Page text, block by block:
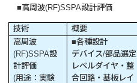
■高周波(RF)SSPA設計評価
技術 概要
高周波
(RF)SSPA設
計評価
(用途：実験
■各種設計
デバイス/部品選定
レベルダイヤ・整
合回路・基板レイ